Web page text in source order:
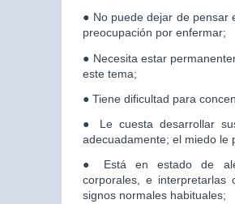
● No puede dejar de pensar
preocupación por enfermar;
● Necesita estar
este tema;
● Tiene dificultad para
● Le cuesta desarrollar
adecuadamente; el miedo le
● Está en estado de
corporales, e interpretarlas
signos normales habituales;